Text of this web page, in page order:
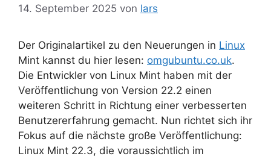
14. September 2025 von lars
Der Originalartikel zu den Neuerungen in Linux
Mint kannst du hier lesen: omgubuntu.co.uk.
Die Entwickler von Linux Mint haben mit der
Veröffentlichung von Version 22.2 einen
weiteren Schritt in Richtung einer verbesserten
Benutzererfahrung gemacht. Nun richtet sich ihr
Fokus auf die nächste große Veröffentlichung:
Linux Mint 22.3, die voraussichtlich im